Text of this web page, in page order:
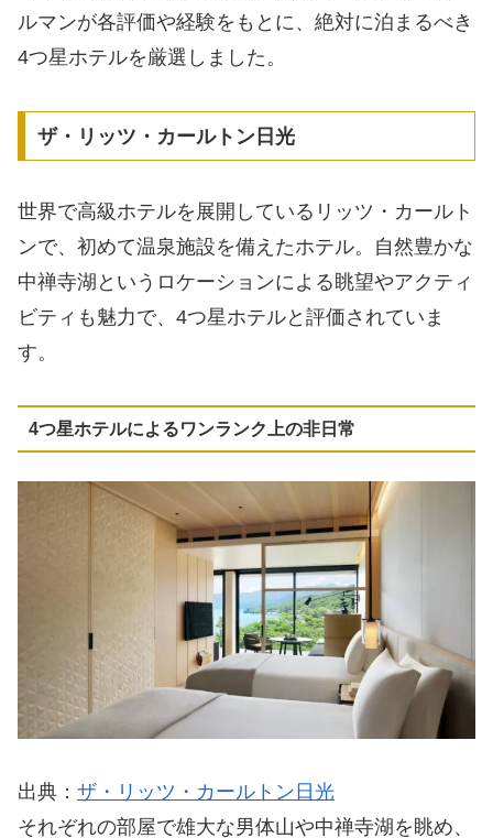
ルマンが各評価や経験をもとに、絶対に泊まるべき
4つ星ホテルを厳選しました。
ザ・リッツ・カールトン日光
世界で高級ホテルを展開しているリッツ・カールト
ンで、初めて温泉施設を備えたホテル。自然豊かな
中禅寺湖というロケーションによる眺望やアクティ
ビティも魅力で、4つ星ホテルと評価されていま
す。
4つ星ホテルによるワンランク上の非日常
出典： ザ・リッツ・カールトン日光
それぞれの部屋で雄大な男体山や中禅寺湖を眺め、